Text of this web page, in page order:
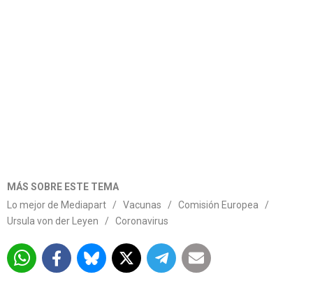
MÁS SOBRE ESTE TEMA
Lo mejor de Mediapart
/ Vacunas / Comisión Europea
/
Ursula von der Leyen
/ Coronavirus